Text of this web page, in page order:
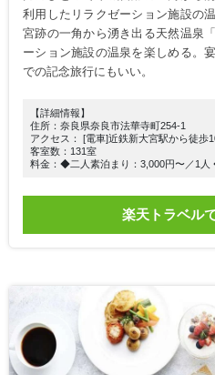
利用したリラクゼーション施設の
宮跡の一角から湧き出る天然温泉
ーション施設の温泉を楽しめる。
での記念旅行にもいい。
【詳細情報】
住所：奈良県奈良市法華寺町254-1
アクセス： [電車]近鉄新大宮駅から徒歩
客室数：131室
料金：◆二人素泊まり：3,000円〜／1人
楽天トラベル